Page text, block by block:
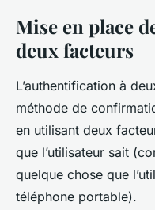
Mise en place
deux facteurs
L’authentification à
méthode de
en utilisant deux
que l’utilisateur sait
quelque chose que
téléphone portable).